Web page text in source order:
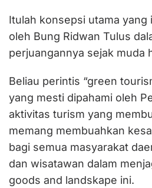
Itulah konsepsi utama yang
oleh Bung Ridwan Tulus
perjuangannya sejak muda
Beliau perintis “green
yang mesti dipahami oleh
aktivitas turism yang
memang membuahkan
bagi semua masyarakat
dan wisatawan dalam
goods and landskape ini.